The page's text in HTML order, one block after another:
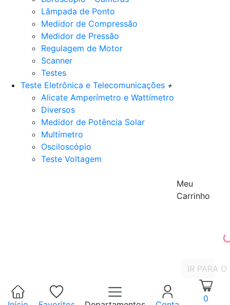
Lâmpada de Ponto
Medidor de Compressão
Medidor de Pressão
Regulagem de Motor
Scanner
Testes
Teste Eletrônica e Telecomunicações +
Alicate Amperímetro e Wattímetro
Diversos
Medidor de Potência Solar
Multímetro
Osciloscópio
Teste Voltagem
Meu
Carrinho
IR PARA
0